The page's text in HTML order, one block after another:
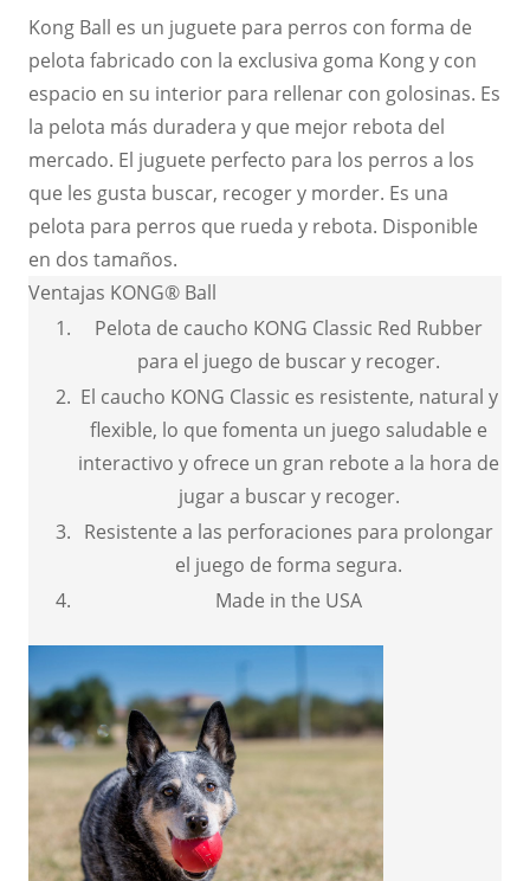
Kong Ball es un juguete para perros con forma de
pelota fabricado con la exclusiva goma Kong y con
espacio en su interior para rellenar con golosinas. Es
la pelota más duradera y que mejor rebota del
mercado. El juguete perfecto para los perros a los
que les gusta buscar, recoger y morder. Es una
pelota para perros que rueda y rebota. Disponible
en dos tamaños.
Ventajas KONG® Ball
Pelota de caucho KONG Classic Red Rubber
para el juego de buscar y recoger.
El caucho KONG Classic es resistente, natural y
flexible, lo que fomenta un juego saludable e
interactivo y ofrece un gran rebote a la hora de
jugar a buscar y recoger.
Resistente a las perforaciones para prolongar
el juego de forma segura.
Made in the USA